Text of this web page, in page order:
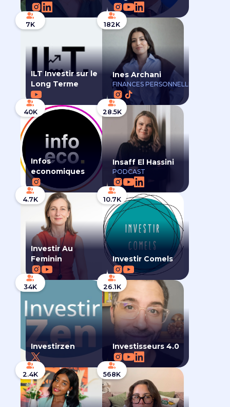
7K
ILT Investir sur le
Long Terme
182K
Ines Archani
FINANCES PERSONNELLES
40K
Infos
economiques
28.5K
Insaff El Hassini
PODCAST
4.7K
Investir Au
Feminin
10.7K
Investir Comels
34K
Investirzen
26.1K
Investisseurs 4.0
2.4K 568K